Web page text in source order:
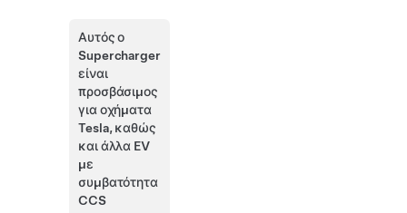
Αυτός ο
Supercharger
είναι
προσβάσιμος
για οχήματα
Tesla, καθώς
και άλλα EV
με
συμβατότητα
CCS